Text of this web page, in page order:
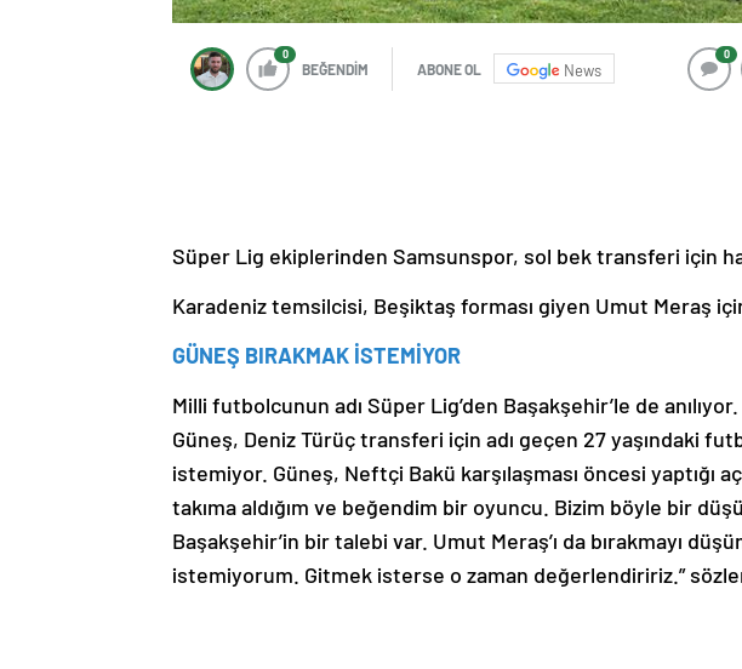
0
BEĞENDİM ABONE OL News
0
Süper Lig ekiplerinden Samsunspor, sol bek transferi için
Karadeniz temsilcisi, Beşiktaş forması giyen Umut Meraş
GÜNEŞ BIRAKMAK İSTEMİYOR
Milli futbolcunun adı Süper Lig’den Başakşehir’le de
Güneş, Deniz Türüç transferi için adı geçen 27 yaşındaki
istemiyor. Güneş, Neftçi Bakü karşılaşması öncesi yaptığı
takıma aldığım ve beğendim bir oyuncu. Bizim böyle bir
Başakşehir’in bir talebi var. Umut Meraş’ı da bırakmayı
istemiyorum. Gitmek isterse o zaman değerlendiririz.”